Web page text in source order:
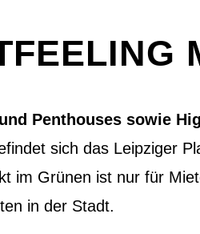
Penthouses sowie
sich das Leipziger
im Grünen ist nur für
in der Stadt.